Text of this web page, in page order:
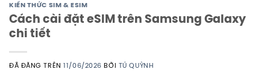
KIẾN THỨC SIM & ESIM
Cách cài đặt eSIM trên Samsung Galaxy
chi tiết
ĐÃ ĐĂNG TRÊN11/06/2026 BỞI TÚ QUỲNH